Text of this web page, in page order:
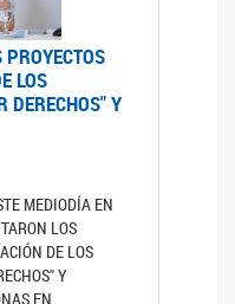
PROYECTOS
LOS
DERECHOS" Y
MEDIODÍA EN
LOS
DE LOS
Y
EN